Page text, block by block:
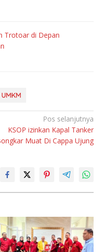
Trotoar di Depan
UMKM
Pos selanjutnya
KSOP izinkan Kapal Tanker
Muat Di Cappa Ujung